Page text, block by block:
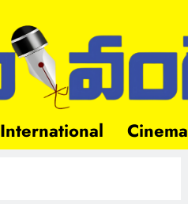
International Cinema